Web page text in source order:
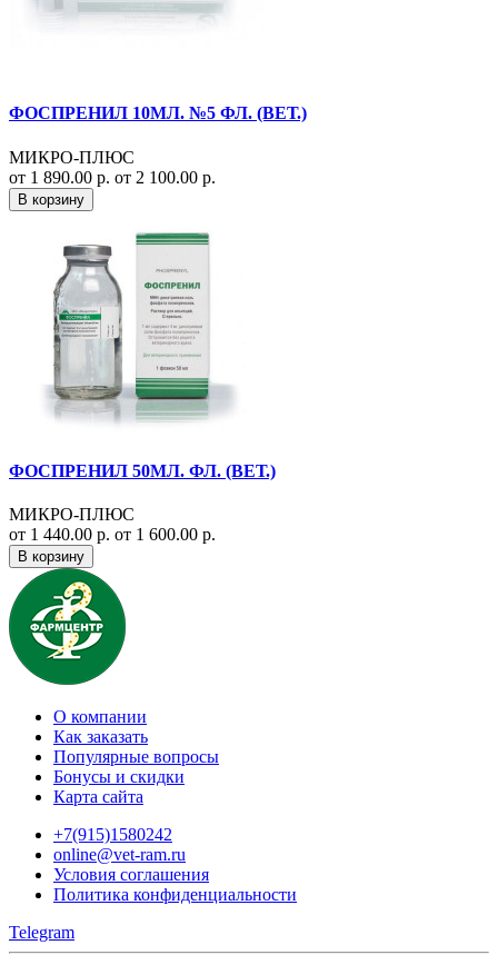
ФОСПРЕНИЛ 10МЛ. №5 ФЛ. (ВЕТ.)
МИКРО-ПЛЮС
от 1 890.00 р. от 2 100.00 р.
В корзину
ФОСПРЕНИЛ 50МЛ. ФЛ. (ВЕТ.)
МИКРО-ПЛЮС
от 1 440.00 р. от 1 600.00 р.
В корзину
О компании
Как заказать
Популярные вопросы
Бонусы и скидки
Карта сайта
+7(915)1580242
online@vet-ram.ru
Условия соглашения
Политика конфиденциальности
Telegram